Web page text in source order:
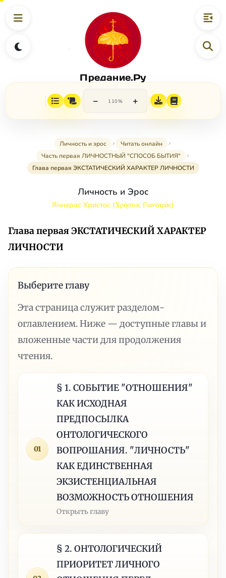
Предание.Ру
− 110% +
Личность и эрос
Читать онлайн
Часть первая ЛИЧНОСТНЫЙ "СПОСОБ БЫТИЯ"
Глава первая ЭКСТАТИЧЕСКИЙ ХАРАКТЕР ЛИЧНОСТИ
Личность и Эрос
Яннарас Христос (Χρήστος Γιανναράς)
Глава первая ЭКСТАТИЧЕСКИЙ ХАРАКТЕР
ЛИЧНОСТИ
Выберите главу
Эта страница служит разделом-
оглавлением. Ниже — доступные главы и
вложенные части для продолжения
чтения.
01
§ 1. СОБЫТИЕ "ОТНОШЕНИЯ"
КАК ИСХОДНАЯ
ПРЕДПОСЫЛКА
ОНТОЛОГИЧЕСКОГО
ВОПРОШАНИЯ. "ЛИЧНОСТЬ"
КАК ЕДИНСТВЕННАЯ
ЭКЗИСТЕНЦИАЛЬНАЯ
ВОЗМОЖНОСТЬ ОТНОШЕНИЯ
Открыть главу
§ 2. ОНТОЛОГИЧЕСКИЙ
ПРИОРИТЕТ ЛИЧНОГО